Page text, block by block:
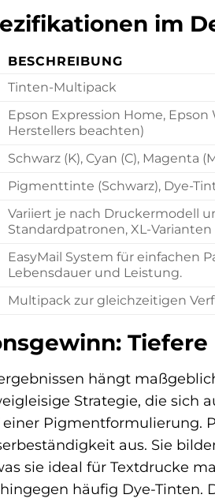
im
BESCHREIBUNG
Tinten-Multipack
Epson Expression Home,
Herstellers beachten)
Schwarz (K), Cyan (C), Magenta
Pigmenttinte (Schwarz), Dye-
Variiert je nach Druckermodell
Standardpatronen, XL-
EasyMail System für einfachen
Lebensdauer und Leistung.
Multipack zur gleichzeitigen
hängt
Strategie, die sich
einer Pigmentformulierung.
aus. Sie
sie ideal für Textdrucke
häufig Dye-